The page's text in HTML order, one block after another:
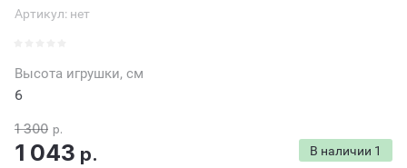
Артикул: нет
Высота игрушки, см
6
В наличии 1
1 300 р.
1 043 р.